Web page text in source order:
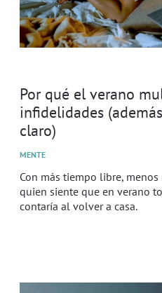
Por qué el verano
infidelidades
claro)
MENTE
Con más tiempo libre, menos
quien siente que en verano
contaría al volver a casa.